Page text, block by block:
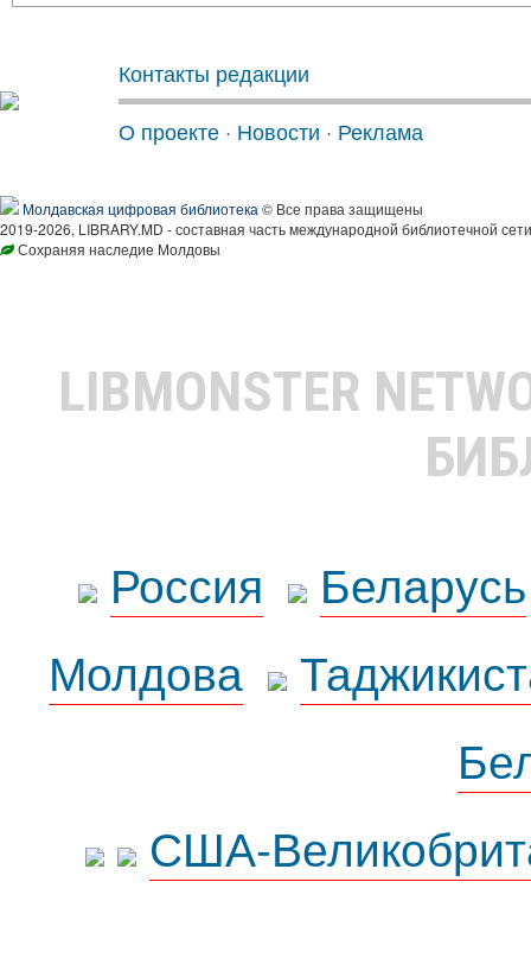
Контакты редакции
О проекте · Новости · Реклама
Молдавская цифровая библиотека © Все права защищены
2019-2026, LIBRARY.MD - составная часть международной библиотечной
Сохраняя наследие Молдовы
LIBMONSTER
Россия
Беларусь
Молдова
США-